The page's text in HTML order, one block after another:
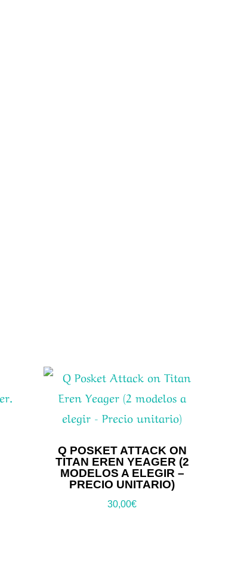
Q POSKET ATTACK ON
TITAN EREN YEAGER (2
MODELOS A ELEGIR –
PRECIO UNITARIO)
30,00€